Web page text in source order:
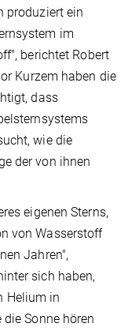
produziert ein
im
berichtet Robert
Kurzem haben die
dass
wie die
der von ihnen
eigenen Sterns,
von Wasserstoff
Jahren",
sich haben,
Helium in
Sonne hören